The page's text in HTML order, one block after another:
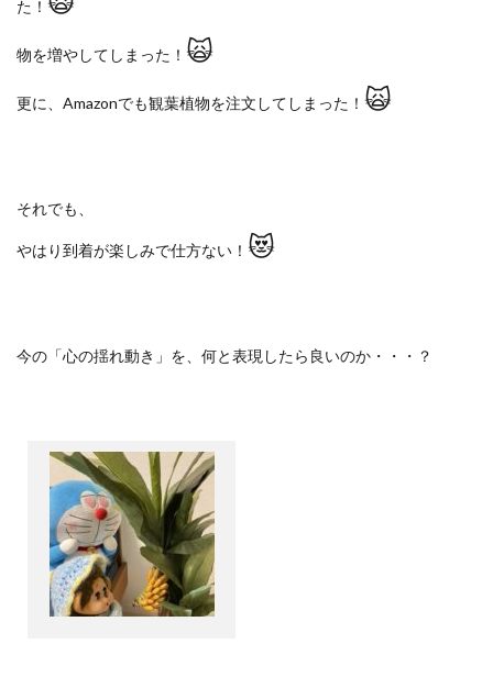
た！
物を増やしてしまった！ 🙀
更に、 Amazonでも観葉植物を注文してしまった！ 🙀
それでも、
やはり到着が楽しみで仕方ない！ 😻
今の「心の揺れ動き」を、何と表現したら良いのか・・・？